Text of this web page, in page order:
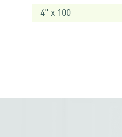
4" x 100